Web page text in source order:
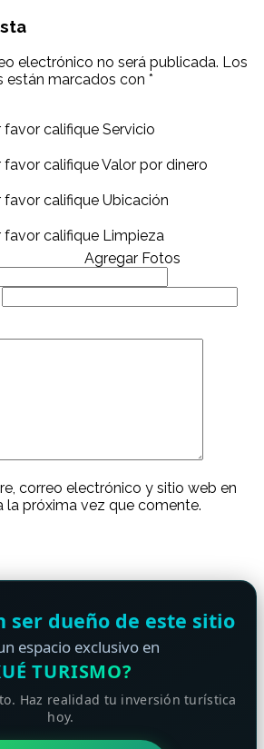
electrónico no será publicada. Los
marcados con *
favor califique Servicio
favor califique Valor por dinero
favor califique Ubicación
favor califique Limpieza
Agregar Fotos
correo electrónico y sitio web en
la próxima vez que comente.
ser dueño de este sitio
espacio exclusivo en
TURISMO?
Haz realidad tu inversión turística
hoy.